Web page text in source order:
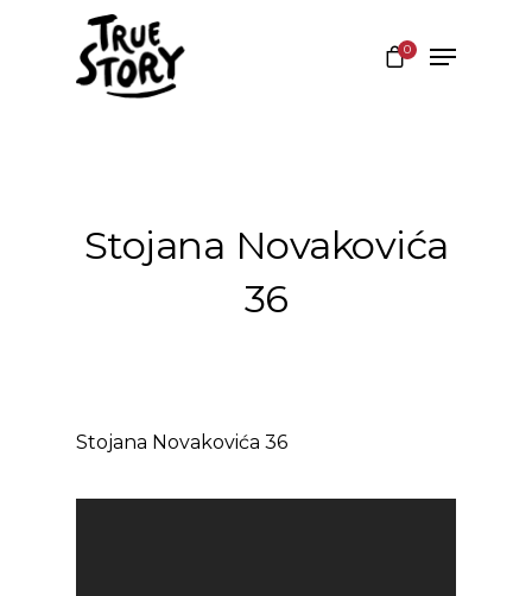
0
Stojana Novakovića
36
Stojana Novakovića 36